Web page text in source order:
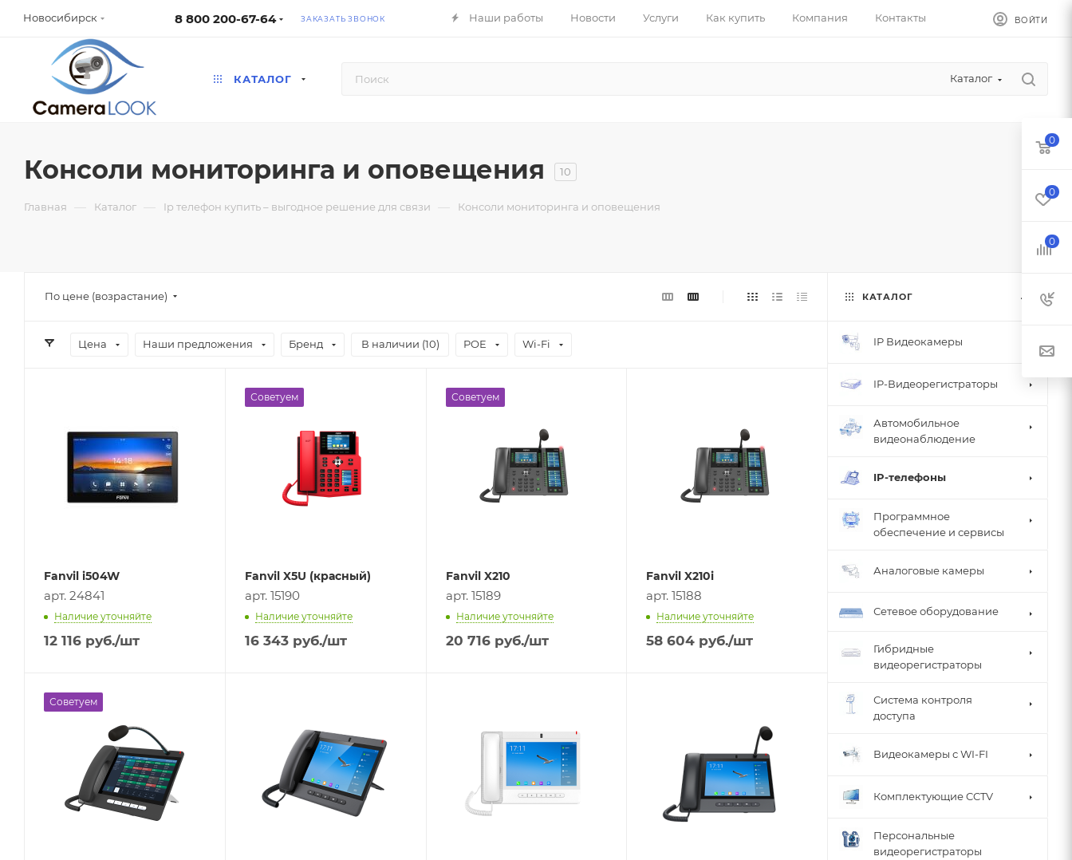
Новосибирск 8 800 200-67-64 ЗАКАЗАТЬ ЗВОНОК Наши работы Новости Услуги Как купить Компания Контакты ВОЙТИ
КАТАЛОГ Каталог
Консоли мониторинга и оповещения 10
Главная — Каталог — Ip телефон купить – выгодное решение для связи — Консоли мониторинга и оповещения
По цене (возрастание)
Цена Наши предложения Бренд В наличии (10) POE Wi-Fi
Fanvil i504W
арт. 24841
Наличие уточняйте
12 116 руб./шт
Советуем
Fanvil X5U (красный)
арт. 15190
Наличие уточняйте
16 343руб./шт
Советуем
Fanvil X210
арт. 15189
Наличие уточняйте
20 716руб./шт
Fanvil X210i
арт. 15188
Наличие уточняйте
58 604 руб./шт
Советуем
КАТАЛОГ
IP Видеокамеры
IP-Видеорегистраторы
Автомобильное
видеонаблюдение
IP-телефоны
Программное
обеспечение и сервисы
Аналоговые камеры
Сетевое оборудование
Гибридные
видеорегистраторы
Система контроля
доступа
Видеокамеры с WI-FI
Комплектующие CCTV
Персональные
видеорегистраторы
0
0
0